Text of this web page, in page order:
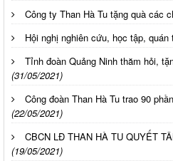
Công ty Than Hà Tu tặng quà các
Hội nghị nghiên cứu, học tập,
Tỉnh đoàn Quảng Ninh thăm hỏi,
(31/05/2021)
Công đoàn Than Hà Tu trao 90
(22/05/2021)
CBCN LĐ THAN HÀ TU QUYẾT
(19/05/2021)